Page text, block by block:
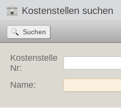
Kostenstellen suchen
Kostenstelle
Nr:
Name: